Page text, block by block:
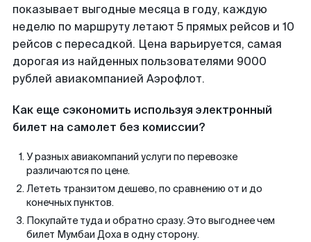
показывает выгодные месяца в году, каждую
неделю по маршруту летают 5 прямых рейсов и 10
рейсов с пересадкой. Цена варьируется, самая
дорогая из найденных пользователями 9000
рублей авиакомпанией Аэрофлот.
Как еще сэкономить используя электронный
билет на самолет без комиссии?
У разных авиакомпаний услуги по перевозке
различаются по цене.
Лететь транзитом дешево, по сравнению от и до
конечных пунктов.
Покупайте туда и обратно сразу. Это выгоднее чем
билет Мумбаи Доха в одну сторону.